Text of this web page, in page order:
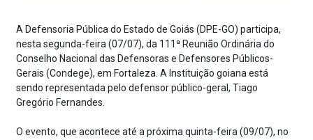
A Defensoria Pública do Estado de Goiás (DPE-GO) participa,
nesta segunda-feira (07/07), da 111ª Reunião Ordinária do
Conselho Nacional das Defensoras e Defensores Públicos-
Gerais (Condege), em Fortaleza. A Instituição goiana está
sendo representada pelo defensor público-geral, Tiago
Gregório Fernandes.
O evento, que acontece até a próxima quinta-feira (09/07), no